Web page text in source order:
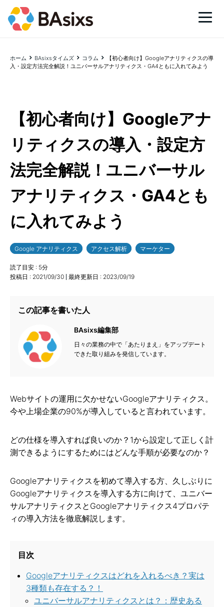
ホーム BAsixsタイムズ コラム
【初心者向け】Googleアナリティクスの導
入・設定方法完全解説！ユニバーサルアナリティクス・GA4ともに入れてみよう
【初心者向け】Googleアナ
リティクスの導入・設定方
法完全解説！ユニバーサル
アナリティクス・GA4とも
に入れてみよう
Google アナリティクス アクセス解析 マーケター
読了目安 : 5分
投稿日 : 2021/09/30 最終更新日 : 2023/09/19
この記事を書いた人
BAsixs編集部
日々の業務の中で「あたりまえ」をアップデート
できた取り組みを発信しています。
Webサイトの運用に欠かせないGoogleアナリティクス。
今や上場企業の90%が導入していると言われています。
どの仕様を導入すれば良いのか？1から設定して正しく計
測できるようにするためにはどんな手順が必要なのか？
Googleアナリティクスを初めて導入する方、久しぶりに
Googleアナリティクスを導入する方に向けて、ユニバー
サルアナリティクスとGoogleアナリティクス4プロパテ
ィの導入方法を徹底解説します。
目次
Googleアナリティクスはどれを入れるべき？実は
3種類も存在する？！
ユニバーサルアナリティクスとは？：歴史ある